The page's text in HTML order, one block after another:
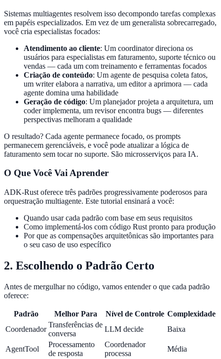
Sistemas multiagentes resolvem isso decompondo tarefas complexas
em papéis especializados. Em vez de um generalista sobrecarregado,
você cria especialistas focados:
Atendimento ao cliente: Um coordinator direciona os
usuários para especialistas em faturamento, suporte técnico ou
vendas — cada um com treinamento e ferramentas focados
Criação de conteúdo: Um agente de pesquisa coleta fatos,
um writer elabora a narrativa, um editor a aprimora — cada
agente domina uma habilidade
Geração de código: Um planejador projeta a arquitetura, um
coder implementa, um revisor encontra bugs — diferentes
perspectivas melhoram a qualidade
O resultado? Cada agente permanece focado, os prompts
permanecem gerenciáveis, e você pode atualizar a lógica de
faturamento sem tocar no suporte. São microsserviços para IA.
O Que Você Vai Aprender
ADK-Rust oferece três padrões progressivamente poderosos para
orquestração multiagente. Este tutorial ensinará a você:
Quando usar cada padrão com base em seus requisitos
Como implementá-los com código Rust pronto para produção
Por que as compensações arquitetônicas são importantes para
o seu caso de uso específico
2. Escolhendo o Padrão Certo
Antes de mergulhar no código, vamos entender o que cada padrão
oferece:
Padrão Melhor Para Nível de Controle Complexidade
Coordenador
Transferências de
conversa
LLM decide Baixa
AgentTool
Processamento
de resposta
Coordenador
processa
Média